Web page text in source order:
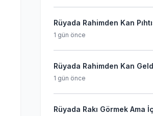
Rüyada Rahimden Kan
1 gün önce
Rüyada Rahimden Kan
1 gün önce
Rüyada Rakı Görmek Ama